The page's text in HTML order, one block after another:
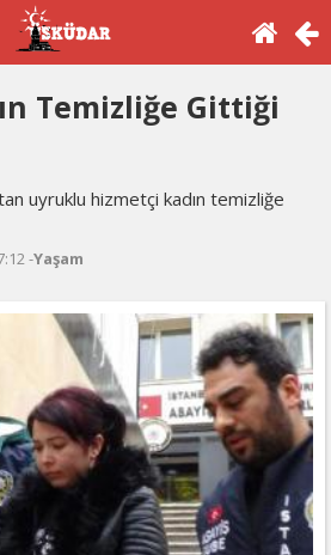
Temizliğe Gittiği
uyruklu hizmetçi kadın temizliğe
-Yaşam